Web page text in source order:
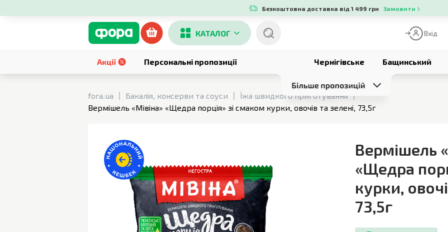
Безкоштовна доставка від 1 499 грн Замовити
КАТАЛОГ Вхід
Акції Персональні пропозиції Чернігівське Бащинський
fora.ua
Бакалія, консерви та соуси
Їжа швидкого приготування
Вермішель «Мівіна» «Щедра порція» зі смаком курки, овочів та зелені, 73,5г
Вермішель
«Щедра
курки,
73,5г